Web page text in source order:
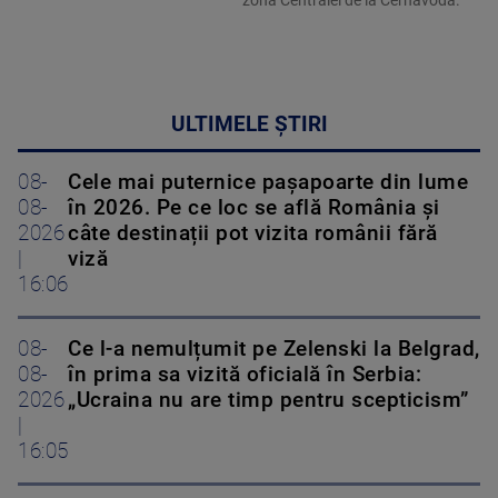
ULTIMELE ȘTIRI
08-
08-
2026
|
16:06
Cele mai puternice pașapoarte din lume
în 2026. Pe ce loc se află România și
câte destinații pot vizita românii fără
viză
08-
08-
2026
|
16:05
Ce l-a nemulțumit pe Zelenski la Belgrad,
în prima sa vizită oficială în Serbia:
„Ucraina nu are timp pentru scepticism”